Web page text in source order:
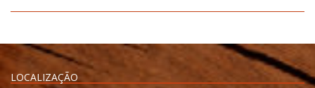
LOCALIZAÇÃO